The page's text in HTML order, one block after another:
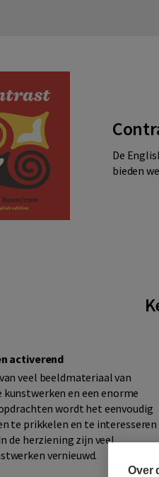
De
bieden
activerend
veel beeldmateriaal van
kunstwerken en een enorme
wordt het eenvoudig
te prikkelen en te interesseren
de herziening zijn veel
vernieuwd.
Over